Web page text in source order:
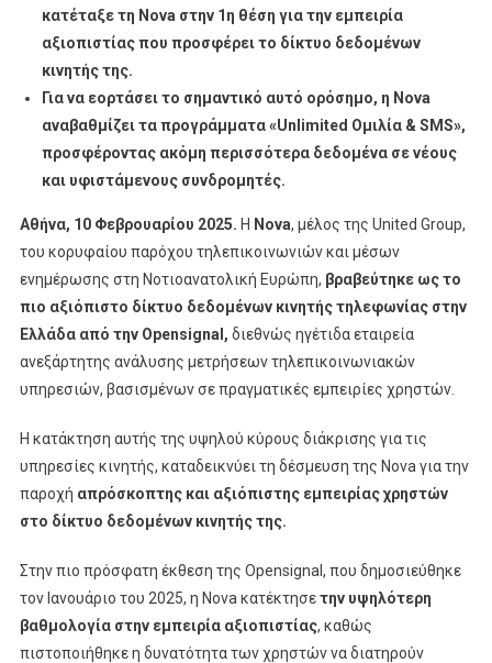
Πιο
Ελλάδα
Από
Την
Opensignal
κατέταξε τη Nova στην 1η θέση για την εμπειρία
αξιοπιστίας που προσφέρει το δίκτυο δεδομένων
κινητής της.
Για να εορτάσει το σημαντικό αυτό ορόσημο, η Nova
αναβαθμίζει τα προγράμματα «Unlimited Ομιλία & SMS»,
προσφέροντας ακόμη περισσότερα δεδομένα σε νέους
και υφιστάμενους συνδρομητές.
Αθήνα, 10 Φεβρουαρίου 2025. Η Nova, μέλος της United Group,
του κορυφαίου παρόχου τηλεπικοινωνιών και μέσων
ενημέρωσης στη Νοτιοανατολική Ευρώπη, βραβεύτηκε ως το
πιο αξιόπιστο δίκτυο δεδομένων κινητής τηλεφωνίας στην
Ελλάδα από την Opensignal, διεθνώς ηγέτιδα εταιρεία
ανεξάρτητης ανάλυσης μετρήσεων τηλεπικοινωνιακών
υπηρεσιών, βασισμένων σε πραγματικές εμπειρίες χρηστών.
Η κατάκτηση αυτής της υψηλού κύρους διάκρισης για τις
υπηρεσίες κινητής, καταδεικνύει τη δέσμευση της Nova για την
παροχή απρόσκοπτης και αξιόπιστης εμπειρίας χρηστών
στο δίκτυο δεδομένων κινητής της.
Στην πιο πρόσφατη έκθεση της Opensignal, που δημοσιεύθηκε
τον Ιανουάριο του 2025, η Nova κατέκτησετην υψηλότερη
βαθμολογία στην εμπειρία αξιοπιστίας, καθώς
πιστοποιήθηκε η δυνατότητα των χρηστών να διατηρούν